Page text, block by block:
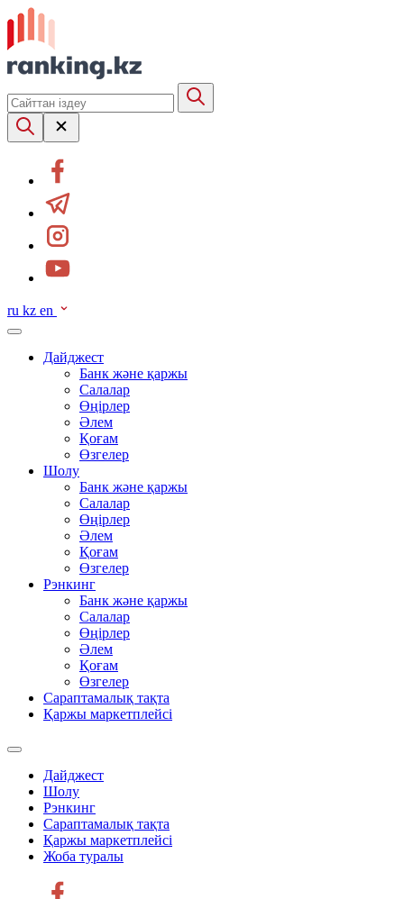
ru kz en
Дайджест
Банк және қаржы
Салалар
Өңірлер
Әлем
Қоғам
Өзгелер
Шолу
Банк және қаржы
Салалар
Өңірлер
Әлем
Қоғам
Өзгелер
Рэнкинг
Банк және қаржы
Салалар
Өңірлер
Әлем
Қоғам
Өзгелер
Сараптамалық тақта
Қаржы маркетплейсі
Дайджест
Шолу
Рэнкинг
Сараптамалық тақта
Қаржы маркетплейсі
Жоба туралы